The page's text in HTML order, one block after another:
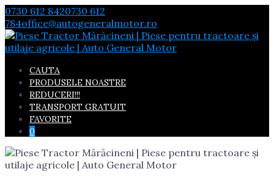
Skip
to
content
0730 612 8420730 612
784office@autogeneralmotor.ro
CAUTA
PRODUSELE NOASTRE
REDUCERI!!!
TRANSPORT GRATUIT
FAVORITE
0